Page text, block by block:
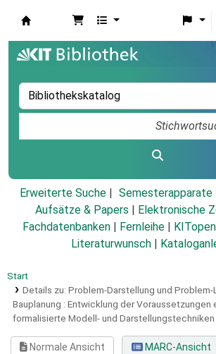
Erweiterte Suche Semesterapparate
Aufsätze & Papers
Elektronische
Fachdatenbanken
Fernleihe
Literaturwunsch
Start
Details zu: Problem-Darstellung und Problem-
Bauplanung : Entwicklung der Voraussetzungen
formalisierte Modell- und
Normale Ansicht
MARC-Ansicht